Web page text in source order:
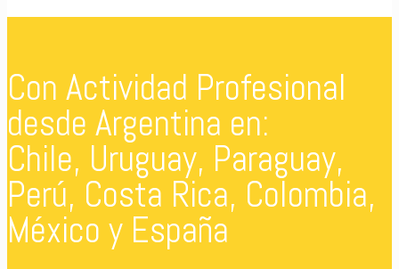
Con Actividad Profesional
desde Argentina en:
Chile, Uruguay, Paraguay,
Perú, Costa Rica, Colombia,
México y España